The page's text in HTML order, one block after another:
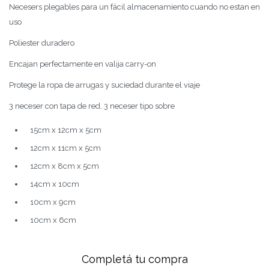
Necesers plegables para un fácil almacenamiento cuando no estan en
uso
Poliester duradero
Encajan perfectamente en valija carry-on
Protege la ropa de arrugas y suciedad durante el viaje
3 neceser con tapa de red, 3 neceser tipo sobre
15cm x 12cm x 5cm
12cm x 11cm x 5cm
12cm x 8cm x 5cm
14cm x 10cm
10cm x 9cm
10cm x 6cm
Completá tu compra